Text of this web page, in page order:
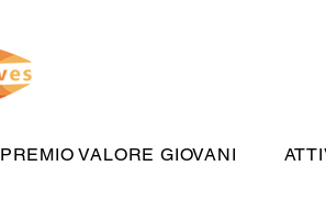
PREMIO VALORE GIOVANI